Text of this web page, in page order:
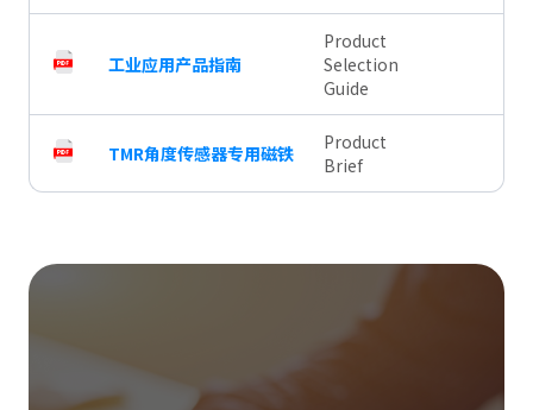
工业应用产品指南
Product
Selection
Guide
TMR角度传感器专用磁铁
Product
Brief